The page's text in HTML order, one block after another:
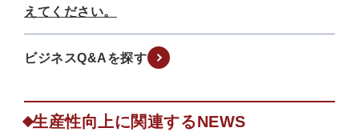
えてください。
ビジネスQ&Aを探す
生産性向上に関連するNEWS